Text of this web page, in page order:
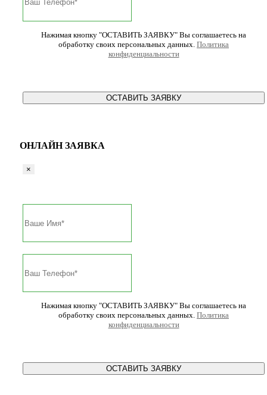
Нажимая кнопку "ОСТАВИТЬ ЗАЯВКУ" Вы соглашаетесь на
обработку своих персональных данных.Политика
конфиденциальности
ОСТАВИТЬ ЗАЯВКУ
ОНЛАЙН ЗАЯВКА
×
Нажимая кнопку "ОСТАВИТЬ ЗАЯВКУ" Вы соглашаетесь на
обработку своих персональных данных.Политика
конфиденциальности
ОСТАВИТЬ ЗАЯВКУ